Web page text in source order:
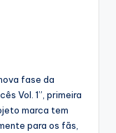
fase da
Vol. 1”, primeira
marca tem
para os fãs,